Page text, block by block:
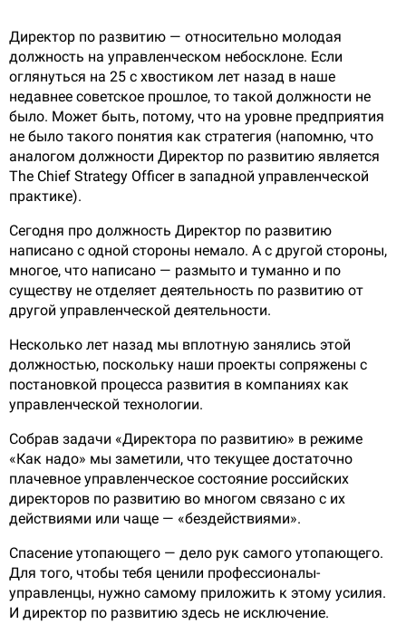
Директор по развитию — относительно молодая
должность на управленческом небосклоне. Если
оглянуться на 25 с хвостиком лет назад в наше
недавнее советское прошлое, то такой должности не
было. Может быть, потому, что на уровне предприятия
не было такого понятия как стратегия (напомню, что
аналогом должности Директор по развитию является
The Chief Strategy Officer в западной управленческой
практике).
Сегодня про должность Директор по развитию
написано с одной стороны немало. А с другой стороны,
многое, что написано — размыто и туманно и по
существу не отделяет деятельность по развитию от
другой управленческой деятельности.
Несколько лет назад мы вплотную занялись этой
должностью, поскольку наши проекты сопряжены с
постановкой процесса развития в компаниях как
управленческой технологии.
Собрав задачи «Директора по развитию» в режиме
«Как надо» мы заметили, что текущее достаточно
плачевное управленческое состояние российских
директоров по развитию во многом связано с их
действиями или чаще — «бездействиями».
Спасение утопающего — дело рук самого утопающего.
Для того, чтобы тебя ценили профессионалы-
управленцы, нужно самому приложить к этому усилия.
И директор по развитию здесь не исключение.